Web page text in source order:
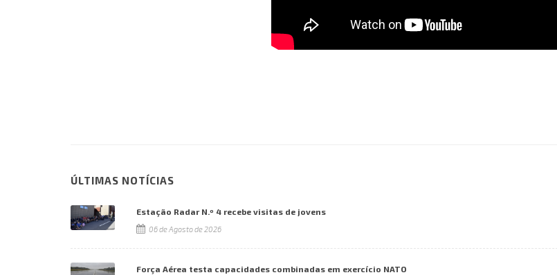
ÚLTIMAS NOTÍCIAS
Estação Radar N.º 4 recebe visitas de jovens
06 de Agosto de 2026
Força Aérea testa capacidades combinadas em exercício NATO